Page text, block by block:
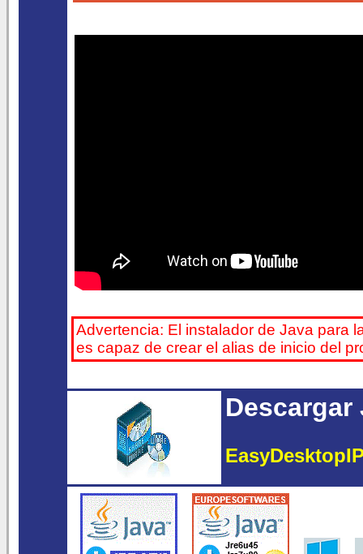
Advertencia: El instalador de Java para
es capaz de crear el alias de inicio del